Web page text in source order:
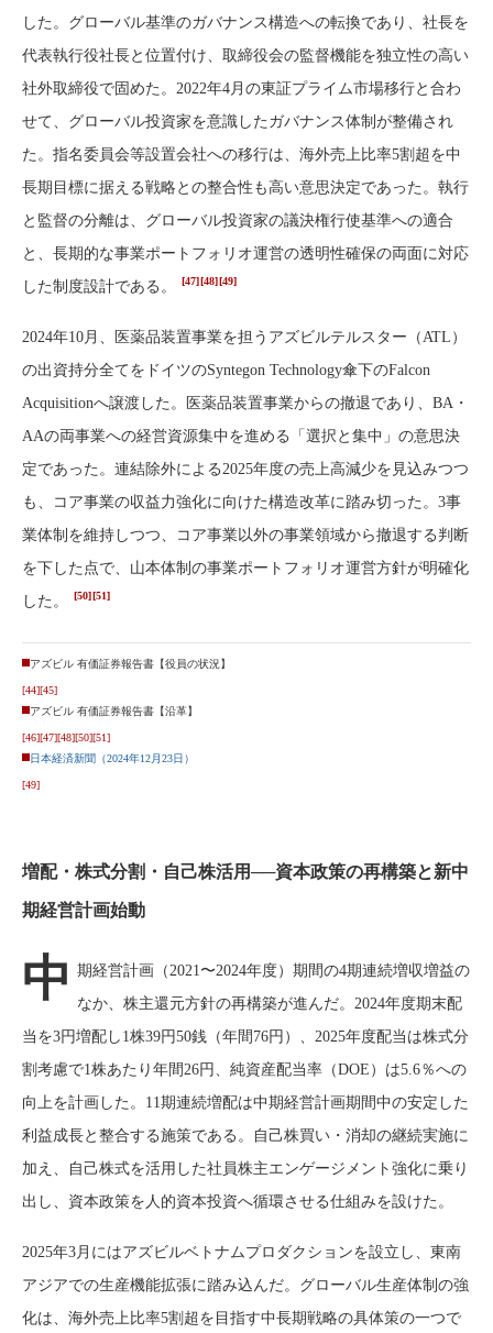
した。グローバル基準のガバナンス構造への転換であり、社長を
代表執行役社長と位置付け、取締役会の監督機能を独立性の高い
社外取締役で固めた。2022年4月の東証プライム市場移行と合わ
せて、グローバル投資家を意識したガバナンス体制が整備され
た。指名委員会等設置会社への移行は、海外売上比率5割超を中
長期目標に据える戦略との整合性も高い意思決定であった。執行
と監督の分離は、グローバル投資家の議決権行使基準への適合
と、長期的な事業ポートフォリオ運営の透明性確保の両面に対応
した制度設計である。
[47][48][49]
2024年10月、医薬品装置事業を担うアズビルテルスター（ATL）
の出資持分全てをドイツのSyntegon Technology傘下のFalcon
Acquisitionへ譲渡した。医薬品装置事業からの撤退であり、BA・
AAの両事業への経営資源集中を進める「選択と集中」の意思決
定であった。連結除外による2025年度の売上高減少を見込みつつ
も、コア事業の収益力強化に向けた構造改革に踏み切った。3事
業体制を維持しつつ、コア事業以外の事業領域から撤退する判断
を下した点で、山本体制の事業ポートフォリオ運営方針が明確化
した。
[50][51]
アズビル 有価証券報告書【役員の状況】
[44][45]
アズビル 有価証券報告書【沿革】
[46][47][48][50][51]
日本経済新聞（2024年12月23日）
[49]
増配・株式分割・自己株活用──資本政策の再構築と新中
期経営計画始動
中
期経営計画（2021〜2024年度）期間の4期連続増収増益の
なか、株主還元方針の再構築が進んだ。2024年度期末配
当を3円増配し1株39円50銭（年間76円）、2025年度配当は株式分
割考慮で1株あたり年間26円、純資産配当率（DOE）は5.6％への
向上を計画した。11期連続増配は中期経営計画期間中の安定した
利益成長と整合する施策である。自己株買い・消却の継続実施に
加え、自己株式を活用した社員株主エンゲージメント強化に乗り
出し、資本政策を人的資本投資へ循環させる仕組みを設けた。
2025年3月にはアズビルベトナムプロダクションを設立し、東南
アジアでの生産機能拡張に踏み込んだ。グローバル生産体制の強
化は、海外売上比率5割超を目指す中長期戦略の具体策の一つで